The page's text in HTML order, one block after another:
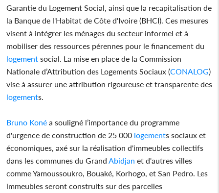
Garantie du Logement Social, ainsi que la recapitalisation de
la Banque de l'Habitat de Côte d'Ivoire (BHCI). Ces mesures
visent à intégrer les ménages du secteur informel et à
mobiliser des ressources pérennes pour le financement du
logement social. La mise en place de la Commission
Nationale d’Attribution des Logements Sociaux (CONALOG)
vise à assurer une attribution rigoureuse et transparente des
logements.
Bruno Koné a souligné l’importance du programme
d'urgence de construction de 25 000 logements sociaux et
économiques, axé sur la réalisation d'immeubles collectifs
dans les communes du GrandAbidjan et d'autres villes
comme Yamoussoukro, Bouaké, Korhogo, et San Pedro. Les
immeubles seront construits sur des parcelles